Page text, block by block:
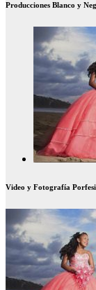
Producciones Blanco y
Video y Fotografía